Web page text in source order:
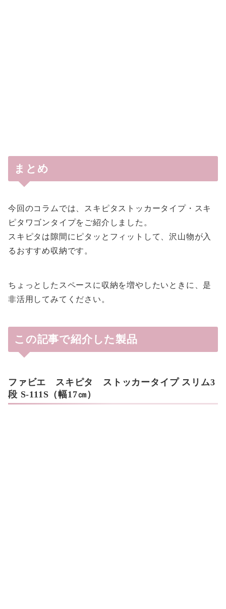
まとめ
今回のコラムでは、スキピタストッカータイプ・スキ
ピタワゴンタイプをご紹介しました。
スキピタは隙間にピタッとフィットして、沢山物が入
るおすすめ収納です。
ちょっとしたスペースに収納を増やしたいときに、是
非活用してみてください。
この記事で紹介した製品
ファビエ スキピタ ストッカータイプ スリム3
段 S-111S（幅17㎝）